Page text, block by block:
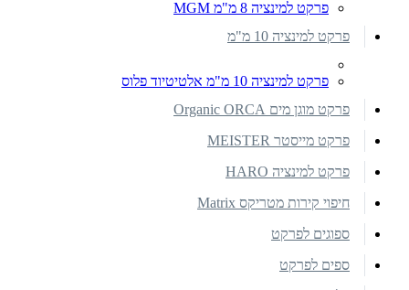
פרקט למינציה 8 מ"מ MGM
פרקט למינציה 10 מ"מ
פרקט למינציה 10 מ"מ אלטיטיוד פלוס
פרקט מוגן מים Organic ORCA
פרקט מייסטר MEISTER
פרקט למינציה HARO
חיפוי קירות מטריקס Matrix
ספוגים לפרקט
ספים לפרקט